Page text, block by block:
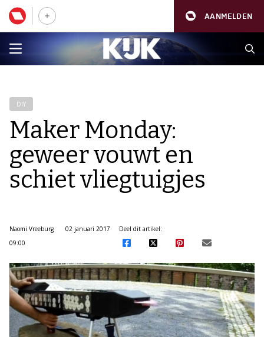
AANMELDEN
DIY
Maker Monday:
geweer vouwt en
schiet vliegtuigjes
Naomi Vreeburg
02 januari 2017
09:00
Deel dit artikel: